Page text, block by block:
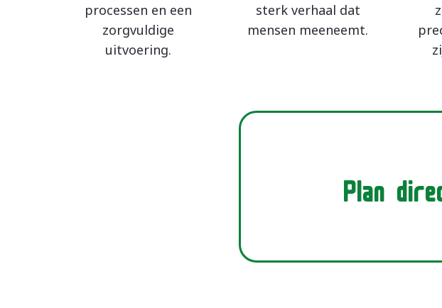
processen en een
zorgvuldige
uitvoering.
sterk verhaal dat
mensen meeneemt.
Plan